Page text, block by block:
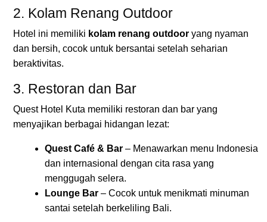
2. Kolam Renang Outdoor
Hotel ini memiliki kolam renang outdoor yang nyaman
dan bersih, cocok untuk bersantai setelah seharian
beraktivitas.
3. Restoran dan Bar
Quest Hotel Kuta memiliki restoran dan bar yang
menyajikan berbagai hidangan lezat:
Quest Café & Bar– Menawarkan menu Indonesia
dan internasional dengan cita rasa yang
menggugah selera.
Lounge Bar– Cocok untuk menikmati minuman
santai setelah berkeliling Bali.